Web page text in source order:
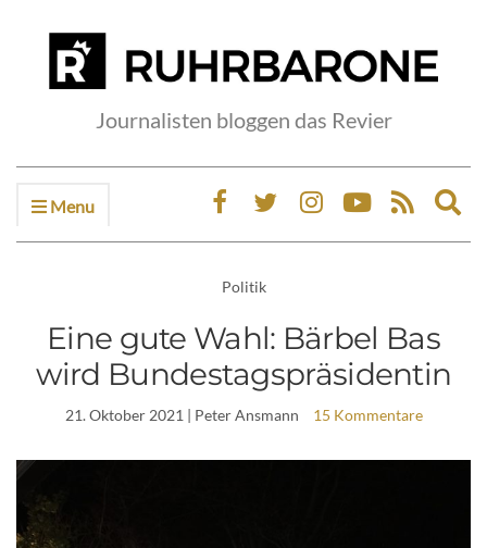
Journalisten bloggen das Revier
Menu
Politik
Eine gute Wahl: Bärbel Bas
wird Bundestagspräsidentin
21. Oktober 2021 | Peter Ansmann 15 Kommentare